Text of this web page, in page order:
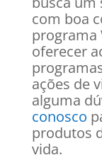
com boa
programa
oferecer
ações de
alguma
conosco
produtos
vida.